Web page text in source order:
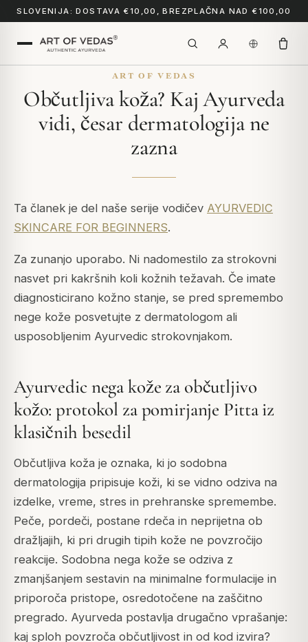
SLOVENIJA: DOSTAVA €10,00, BREZPLAČNA NAD €100,00
ART OF VEDAS
Občutljiva koža? Kaj Ayurveda
vidi, česar dermatologija ne
zazna
Ta članek je del naše serije vodičev AYURVEDIC
SKINCARE FOR BEGINNERS.
Za zunanjo uporabo. Ni nadomestilo za strokovni
nasvet pri kakršnih koli kožnih težavah. Če imate
diagnosticirano kožno stanje, se pred spremembo
nege kože posvetujte z dermatologom ali
usposobljenim Ayurvedic strokovnjakom.
Ayurvedic nega kože za občutljivo
kožo: protokol za pomirjanje Pitta iz
klasičnih besedil
Občutljiva koža je oznaka, ki jo sodobna
dermatologija pripisuje koži, ki se vidno odziva na
izdelke, vreme, stres in prehranske spremembe.
Peče, pordeči, postane rdeča in neprijetna ob
dražljajih, ki pri drugih tipih kože ne povzročijo
reakcije. Sodobna nega kože se odziva z
zmanjšanjem sestavin na minimalne formulacije in
priporoča pristope, osredotočene na zaščitno
pregrado. Ayurveda postavlja drugačno vprašanje:
kaj sploh povzroča občutljivost in od kod izvira?